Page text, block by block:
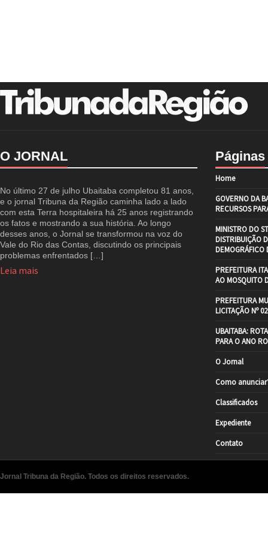
O JORNAL
No último 27 de julho Ubaitaba completou 81 anos,
e o jornal Tribuna da Região caminha lado a lado
com esta Terra hospitaleira há 25 anos registrando
os fatos e mostrando a sua história. Ao longo
desses anos, o Jornal se transformou na voz do
Vale do Rio das Contas, discutindo os principais
problemas enfrentados […]
Leia mais
Páginas
Home
GOVERNO DA
RECURSOS
MINISTRO DO
DISTRIBUIÇÃO
DEMOGRÁFICO
PREFEITURA
AO MOSQUITO
PREFEITURA
LICITAÇÃO Nº
UBAITABA:
PARA O ANO
O Jornal
Como
Classificados
Expediente
Contato
Jornal Tribuna da Região. Todos os direitos reservados.